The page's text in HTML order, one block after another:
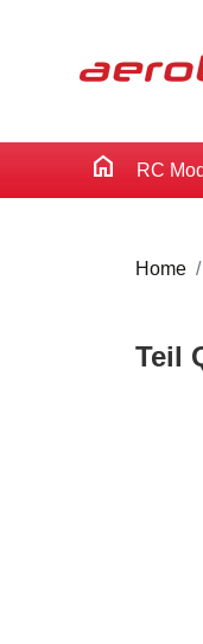
home RC
Home
Teil